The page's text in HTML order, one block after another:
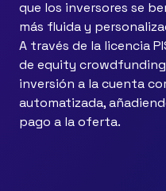
que los inversores se
más fluida y
A través de la licencia
de equity
inversión a la cuenta
automatizada,
pago a la oferta.